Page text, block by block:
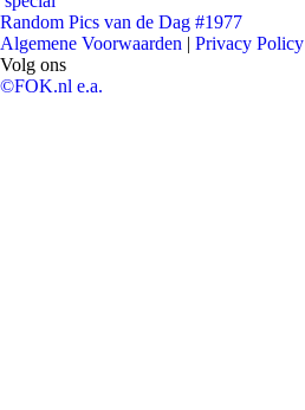
Random Pics van de Dag #1977
Algemene Voorwaarden | Privacy Policy
Volg ons
©FOK.nl e.a.